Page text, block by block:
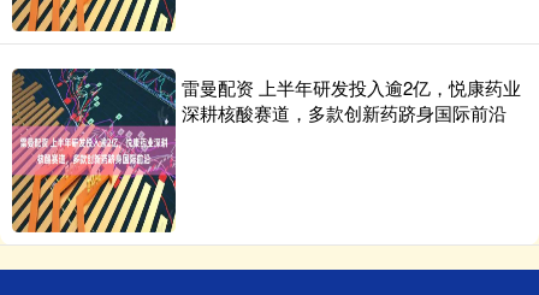
雷曼配资 上半年研发投入逾2亿，悦康药业
深耕核酸赛道，多款创新药跻身国际前沿